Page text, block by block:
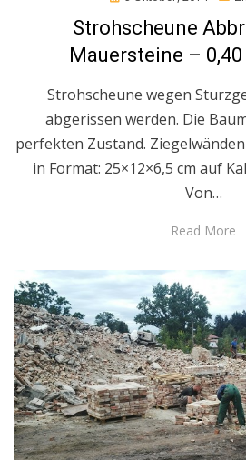
Strohscheune
Mauersteine –
Strohscheune wegen
abgerissen werden. Die
perfekten Zustand.
in Format: 25×12×6,5 cm auf
Von…
Read More